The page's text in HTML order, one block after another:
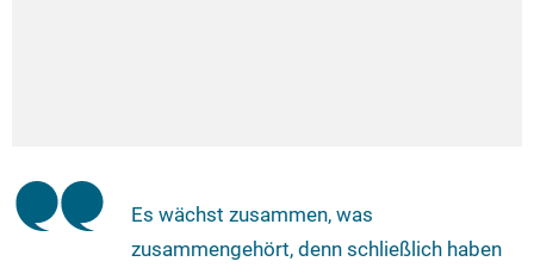
Es wächst zusammen, was
zusammengehört, denn schließlich haben